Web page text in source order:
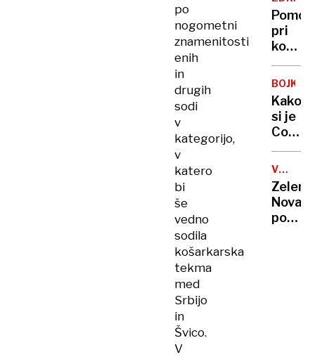
po
nogometni
znamenitosti
enih
in
drugih
sodi
v
kategorijo,
v
katero
bi
še
vedno
sodila
košarkarska
tekma
med
Srbijo
in
Švico.
V
–
tokrat
zaradi
klinike
Pomoč
pri
Kako
bi
trpeči
BOJKOT
Kako
si je
Coca-
Cola
srd
VOJNA
V
Nova